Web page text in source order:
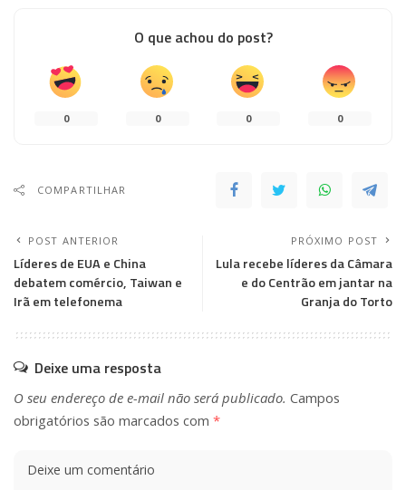
O que achou do post?
0 0 0 0
COMPARTILHAR
POST ANTERIOR
Líderes de EUA e China
debatem comércio, Taiwan e
Irã em telefonema
PRÓXIMO POST
Lula recebe líderes da Câmara
e do Centrão em jantar na
Granja do Torto
Deixe uma resposta
O seu endereço de e-mail não será publicado. Campos
obrigatórios são marcados com *